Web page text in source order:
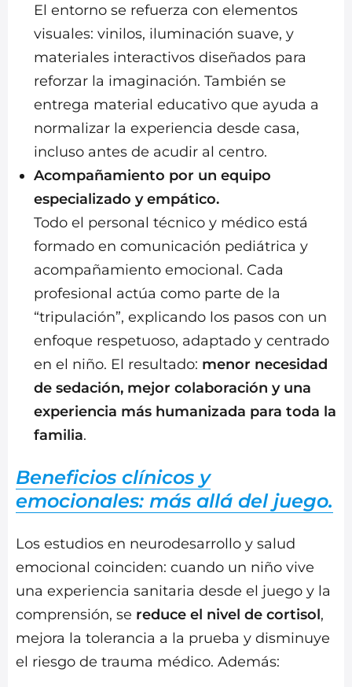
El entorno se refuerza con elementos
visuales: vinilos, iluminación suave, y
materiales interactivos diseñados para
reforzar la imaginación. También se
entrega material educativo que ayuda a
normalizar la experiencia desde casa,
incluso antes de acudir al centro.
Acompañamiento por un equipo
especializado y empático.
Todo el personal técnico y médico está
formado en comunicación pediátrica y
acompañamiento emocional. Cada
profesional actúa como parte de la
“tripulación”, explicando los pasos con un
enfoque respetuoso, adaptado y centrado
en el niño. El resultado: menor necesidad
de sedación, mejor colaboración y una
experiencia más humanizada para toda la
familia.
Beneficios clínicos y
emocionales: más allá del juego.
Los estudios en neurodesarrollo y salud
emocional coinciden: cuando un niño vive
una experiencia sanitaria desde el juego y la
comprensión, se reduce el nivel de cortisol,
mejora la tolerancia a la prueba y disminuye
el riesgo de trauma médico. Además: